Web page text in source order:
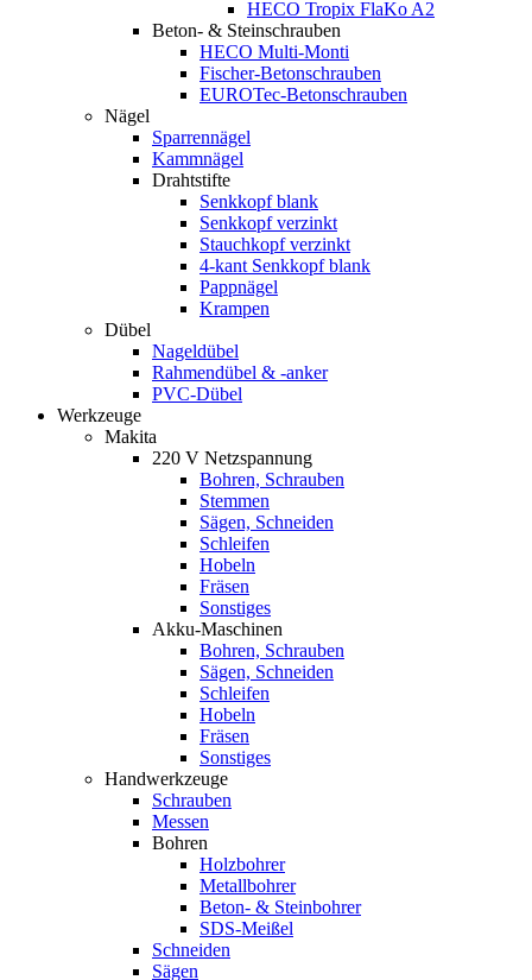
HECO Tropix FlaKo A2
Beton- & Steinschrauben
HECO Multi-Monti
Fischer-Betonschrauben
EUROTec-Betonschrauben
Nägel
Sparrennägel
Kammnägel
Drahtstifte
Senkkopf blank
Senkkopf verzinkt
Stauchkopf verzinkt
4-kant Senkkopf blank
Pappnägel
Krampen
Dübel
Nageldübel
Rahmendübel & -anker
PVC-Dübel
Werkzeuge
Makita
220 V Netzspannung
Bohren, Schrauben
Stemmen
Sägen, Schneiden
Schleifen
Hobeln
Fräsen
Sonstiges
Akku-Maschinen
Bohren, Schrauben
Sägen, Schneiden
Schleifen
Hobeln
Fräsen
Sonstiges
Handwerkzeuge
Schrauben
Messen
Bohren
Holzbohrer
Metallbohrer
Beton- & Steinbohrer
SDS-Meißel
Schneiden
Sägen